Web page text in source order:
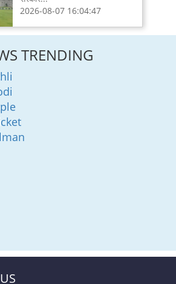
2026-08-07 16:04:47
TRENDING